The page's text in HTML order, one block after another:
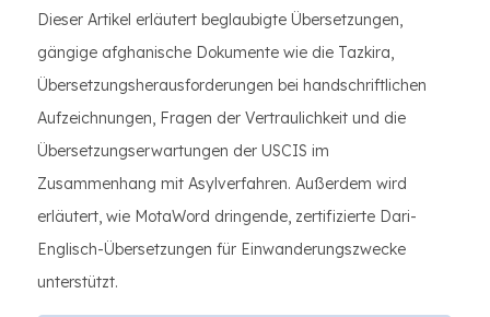
Dieser Artikel erläutert beglaubigte Übersetzungen,
gängige afghanische Dokumente wie die Tazkira,
Übersetzungsherausforderungen bei handschriftlichen
Aufzeichnungen, Fragen der Vertraulichkeit und die
Übersetzungserwartungen der USCIS im
Zusammenhang mit Asylverfahren. Außerdem wird
erläutert, wie MotaWord dringende, zertifizierte Dari-
Englisch-Übersetzungen für Einwanderungszwecke
unterstützt.